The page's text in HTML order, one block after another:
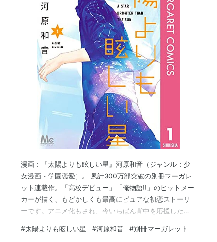
漫画：『太陽よりも眩しい星』河原和音（ジャンル：少
女漫画・学園恋愛）。 累計300万部突破の別冊マーガレ
ット連載作。「高校デビュー」「俺物語!!」のヒットメー
カーが描く、もどかしくも最高にピュアな初恋ストーリ
ーです。アニメ化もされ、今いちばん背中を応援したく
す。
#太陽よりも眩しい星 #河原和音 #別冊マーガレット